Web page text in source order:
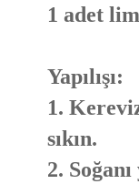
1 adet
Yapılışı:
1.
sıkın.
2.